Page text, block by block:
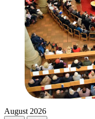
August 2026